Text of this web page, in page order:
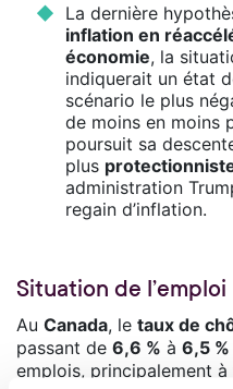
La dernière
inflation en
économie, la
indiquerait un état
scénario le plus
de moins en moins
poursuit sa
plus
administration
regain d’inflation.
Situation de l’emploi
Au Canada, le taux de
passant de 6,6 % à 6,5 %
emplois, principalement